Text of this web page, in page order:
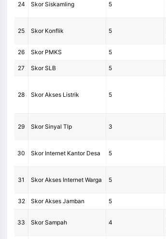
24 Skor Siskamling 5
25 Skor Konflik 5
26 Skor PMKS 5
27 Skor SLB 5
28 Skor Akses Listrik 5
29 Skor Sinyal Tlp 3
30 Skor Internet Kantor Desa 5
31 Skor Akses Internet Warga 5
32 Skor Akses Jamban 5
33 Skor Sampah 4